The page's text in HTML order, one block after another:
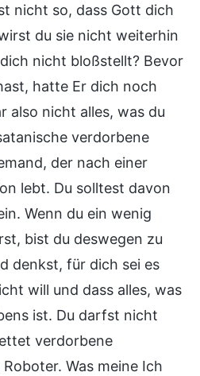
nicht so, dass Gott dich
du sie nicht weiterhin
nicht bloßstellt? Bevor
hatte Er dich noch
also nicht alles, was du
verdorbene
der nach einer
lebt. Du solltest davon
Wenn du ein wenig
bist du deswegen zu
denkst, für dich sei es
will und dass alles, was
ist. Du darfst nicht
verdorbene
Was meine Ich